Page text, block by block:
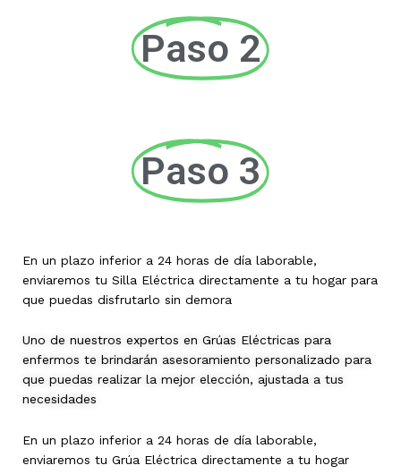
Paso 2
Paso 3
En un plazo inferior a 24 horas de día laborable,
enviaremos tu Silla Eléctrica directamente a tu hogar para
que puedas disfrutarlo sin demora
Uno de nuestros expertos en Grúas Eléctricas para
enfermos te brindarán asesoramiento personalizado para
que puedas realizar la mejor elección, ajustada a tus
necesidades
En un plazo inferior a 24 horas de día laborable,
enviaremos tu Grúa Eléctrica directamente a tu hogar